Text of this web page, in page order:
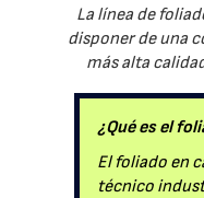
La línea de
disponer de una
más alta
¿Qué es el
El foliado en
técnico